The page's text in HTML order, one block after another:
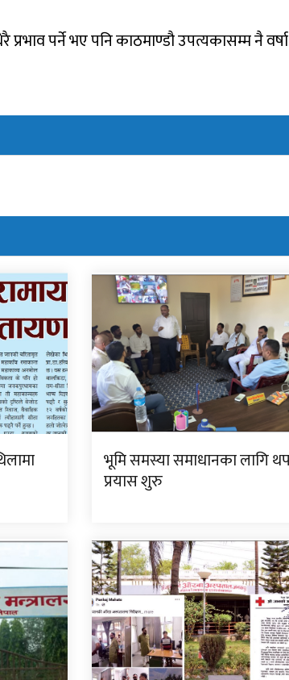
प्रभाव पर्ने भए पनि काठमाण्डौ उपत्यकासम्म नै
भूमि समस्या समाधानका लागि
प्रयास शुरु